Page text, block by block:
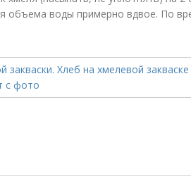
объема воды примерно вдвое. По